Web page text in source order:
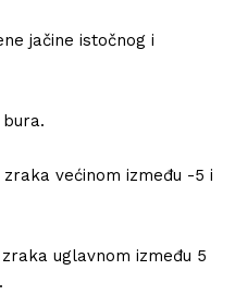
jačine istočnog i
većinom između -5 i
uglavnom između 5